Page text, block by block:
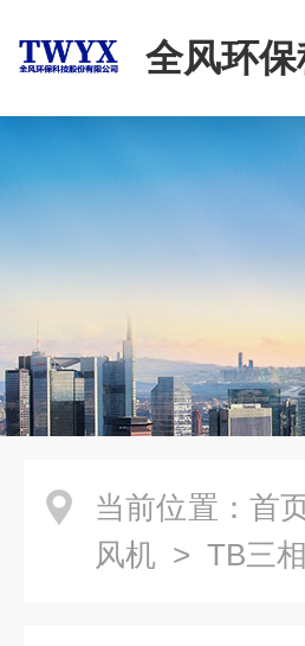
全风环
当前位置： 首
风机 > TB三